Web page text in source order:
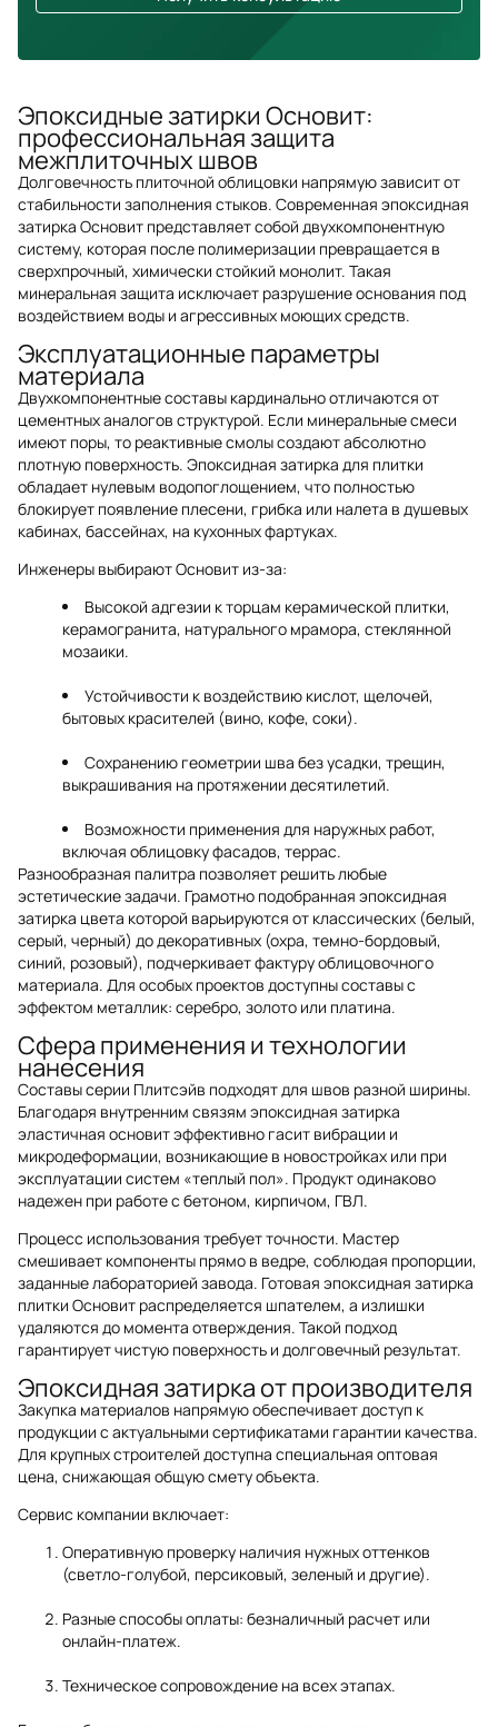
Эпоксидные затирки Основит:
профессиональная защита
межплиточных швов
Долговечность плиточной облицовки напрямую зависит от
стабильности заполнения стыков. Современная эпоксидная
затирка Основит представляет собой двухкомпонентную
систему, которая после полимеризации превращается в
сверхпрочный, химически стойкий монолит. Такая
минеральная защита исключает разрушение основания под
воздействием воды и агрессивных моющих средств.
Эксплуатационные параметры
материала
Двухкомпонентные составы кардинально отличаются от
цементных аналогов структурой. Если минеральные смеси
имеют поры, то реактивные смолы создают абсолютно
плотную поверхность. Эпоксидная затирка для плитки
обладает нулевым водопоглощением, что полностью
блокирует появление плесени, грибка или налета в душевых
кабинах, бассейнах, на кухонных фартуках.
Инженеры выбирают Основит из-за:
Высокой адгезии к торцам керамической плитки,
керамогранита, натурального мрамора, стеклянной
мозаики.
Устойчивости к воздействию кислот, щелочей,
бытовых красителей (вино, кофе, соки).
Сохранению геометрии шва без усадки, трещин,
выкрашивания на протяжении десятилетий.
Возможности применения для наружных работ,
включая облицовку фасадов, террас.
Разнообразная палитра позволяет решить любые
эстетические задачи. Грамотно подобранная эпоксидная
затирка цвета которой варьируются от классических (белый,
серый, черный) до декоративных (охра, темно-бордовый,
синий, розовый), подчеркивает фактуру облицовочного
материала. Для особых проектов доступны составы с
эффектом металлик: серебро, золото или платина.
Сфера применения и технологии
нанесения
Составы серии Плитсэйв подходят для швов разной ширины.
Благодаря внутренним связям эпоксидная затирка
эластичная основит эффективно гасит вибрации и
микродеформации, возникающие в новостройках или при
эксплуатации систем «теплый пол». Продукт одинаково
надежен при работе с бетоном, кирпичом, ГВЛ.
Процесс использования требует точности. Мастер
смешивает компоненты прямо в ведре, соблюдая пропорции,
заданные лабораторией завода. Готовая эпоксидная затирка
плитки Основит распределяется шпателем, а излишки
удаляются до момента отверждения. Такой подход
гарантирует чистую поверхность и долговечный результат.
Эпоксидная затирка от производителя
Закупка материалов напрямую обеспечивает доступ к
продукции с актуальными сертификатами гарантии качества.
Для крупных строителей доступна специальная оптовая
цена, снижающая общую смету объекта.
Сервис компании включает:
Оперативную проверку наличия нужных оттенков
(светло-голубой, персиковый, зеленый и другие).
Разные способы оплаты: безналичный расчет или
онлайн-платеж.
Техническое сопровождение на всех этапах.